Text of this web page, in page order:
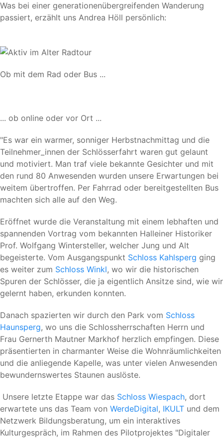
Was bei einer generationenübergreifenden Wanderung
passiert, erzählt uns Andrea Höll persönlich:
Ob mit dem Rad oder Bus ...
... ob online oder vor Ort ...
"Es war ein warmer, sonniger Herbstnachmittag und die
Teilnehmer_innen der Schlösserfahrt waren gut gelaunt
und motiviert. Man traf viele bekannte Gesichter und mit
den rund 80 Anwesenden wurden unsere Erwartungen bei
weitem übertroffen. Per Fahrrad oder bereitgestellten Bus
machten sich alle auf den Weg.
Eröffnet wurde die Veranstaltung mit einem lebhaften und
spannenden Vortrag vom bekannten Halleiner Historiker
Prof. Wolfgang Wintersteller, welcher Jung und Alt
begeisterte. Vom Ausgangspunkt Schloss Kahlsperg ging
es weiter zum Schloss Winkl, wo wir die historischen
Spuren der Schlösser, die ja eigentlich Ansitze sind, wie wir
gelernt haben, erkunden konnten.
Danach spazierten wir durch den Park vom Schloss
Haunsperg, wo uns die Schlossherrschaften Herrn und
Frau Gernerth Mautner Markhof herzlich empfingen. Diese
präsentierten in charmanter Weise die Wohnräumlichkeiten
und die anliegende Kapelle, was unter vielen Anwesenden
bewundernswertes Staunen auslöste.
Unsere letzte Etappe war das Schloss Wiespach, dort
erwartete uns das Team von WerdeDigital, IKULT und dem
Netzwerk Bildungsberatung, um ein interaktives
Kulturgespräch, im Rahmen des Pilotprojektes "Digitaler